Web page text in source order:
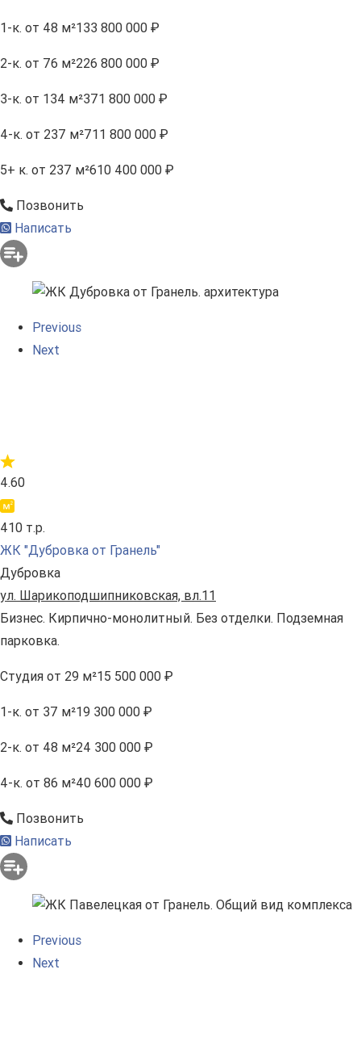
1-к. от 48 м²133 800 000 ₽
2-к. от 76 м²226 800 000 ₽
3-к. от 134 м²371 800 000 ₽
4-к. от 237 м²711 800 000 ₽
5+ к. от 237 м²610 400 000 ₽
Позвонить
Написать
Previous
Next
4.60
410 т.р.
ЖК "Дубровка от Гранель"
Дубровка
ул. Шарикоподшипниковская, вл.11
Бизнес. Кирпично-монолитный. Без отделки. Подземная
парковка.
Студия от 29 м²15 500 000 ₽
1-к. от 37 м²19 300 000 ₽
2-к. от 48 м²24 300 000 ₽
4-к. от 86 м²40 600 000 ₽
Позвонить
Написать
Previous
Next